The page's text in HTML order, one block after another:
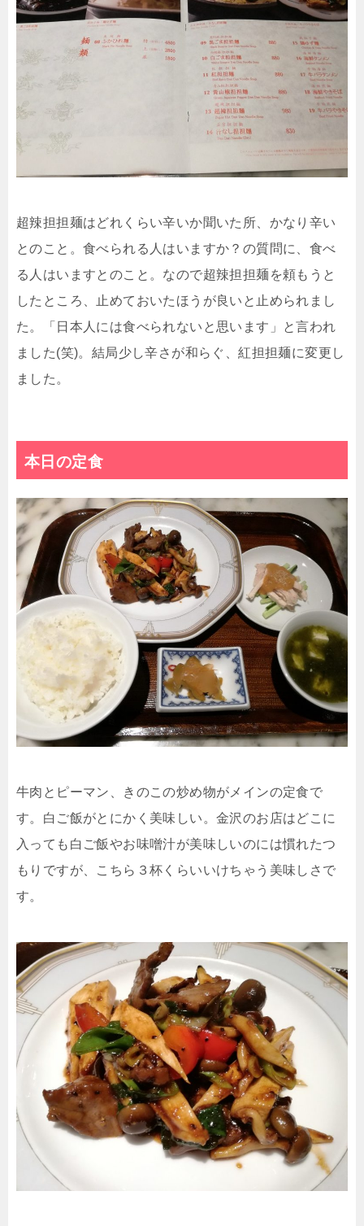
超辣担担麺はどれくらい辛いか聞いた所、かなり辛い
とのこと。食べられる人はいますか？の質問に、食べ
る人はいますとのこと。なので超辣担担麺を頼もうと
したところ、止めておいたほうが良いと止められまし
た。「日本人には食べられないと思います」と言われ
ました(笑)。結局少し辛さが和らぐ、紅担担麺に変更し
ました。
本日の定食
牛肉とピーマン、きのこの炒め物がメインの定食で
す。白ご飯がとにかく美味しい。金沢のお店はどこに
入っても白ご飯やお味噌汁が美味しいのには慣れたつ
もりですが、こちら３杯くらいいけちゃう美味しさで
す。